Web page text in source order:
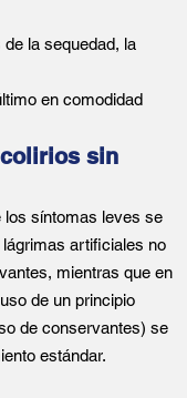
la sequedad, la
en comodidad
sin
los síntomas leves se
artificiales no
mientras que en
de un principio
de conservantes) se
estándar.